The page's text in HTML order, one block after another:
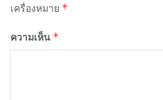
เครื่องหมาย *
ความเห็น *